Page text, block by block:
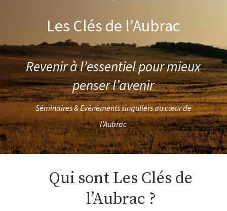
Les Clés de l’Aubrac
Revenir à l’essentiel pour mieux
penser l’avenir
Séminaires & Evénements singuliers au cœur de
l’Aubrac
Qui sont Les Clés de
l’Aubrac ?